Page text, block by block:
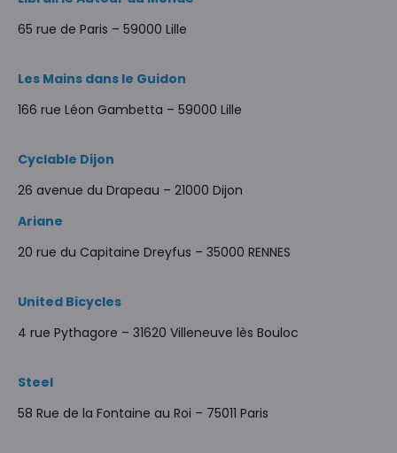
65 rue de Paris – 59000 Lille
Les Mains dans le Guidon
166 rue Léon Gambetta – 59000 Lille
Cyclable Dijon
26 avenue du Drapeau – 21000 Dijon
Ariane
20 rue du Capitaine Dreyfus – 35000 RENNES
United Bicycles
4 rue Pythagore – 31620 Villeneuve lès Bouloc
Steel
58 Rue de la Fontaine au Roi – 75011 Paris